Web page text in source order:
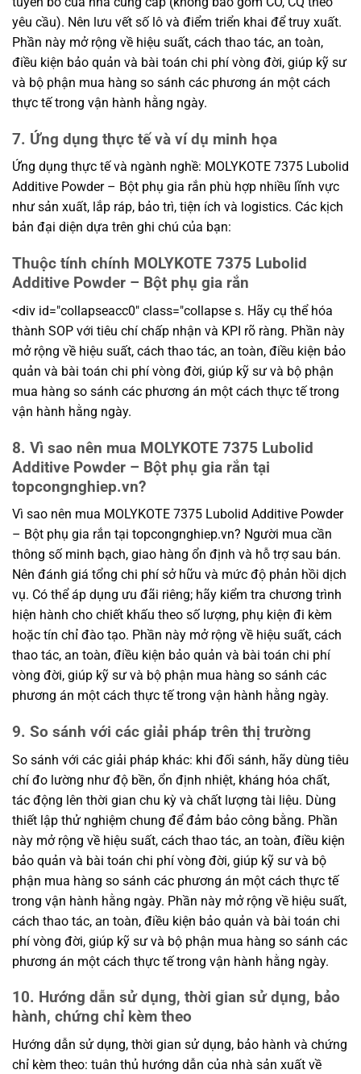
yêu cầu). Nên lưu vết số lô và điểm triển khai để truy xuất.
Phần này mở rộng về hiệu suất, cách thao tác, an toàn,
điều kiện bảo quản và bài toán chi phí vòng đời, giúp kỹ sư
và bộ phận mua hàng so sánh các phương án một cách
thực tế trong vận hành hằng ngày.
7. Ứng dụng thực tế và ví dụ minh họa
Ứng dụng thực tế và ngành nghề: MOLYKOTE 7375 Lubolid
Additive Powder – Bột phụ gia rắn phù hợp nhiều lĩnh vực
như sản xuất, lắp ráp, bảo trì, tiện ích và logistics. Các kịch
bản đại diện dựa trên ghi chú của bạn:
Thuộc tính chính MOLYKOTE 7375 Lubolid
Additive Powder – Bột phụ gia rắn
<div id="collapseacc0" class="collapse s. Hãy cụ thể hóa
thành SOP với tiêu chí chấp nhận và KPI rõ ràng. Phần này
mở rộng về hiệu suất, cách thao tác, an toàn, điều kiện bảo
quản và bài toán chi phí vòng đời, giúp kỹ sư và bộ phận
mua hàng so sánh các phương án một cách thực tế trong
vận hành hằng ngày.
8. Vì sao nên mua MOLYKOTE 7375 Lubolid
Additive Powder – Bột phụ gia rắn tại
topcongnghiep.vn?
Vì sao nên mua MOLYKOTE 7375 Lubolid Additive Powder
– Bột phụ gia rắn tại topcongnghiep.vn? Người mua cần
thông số minh bạch, giao hàng ổn định và hỗ trợ sau bán.
Nên đánh giá tổng chi phí sở hữu và mức độ phản hồi dịch
vụ. Có thể áp dụng ưu đãi riêng; hãy kiểm tra chương trình
hiện hành cho chiết khấu theo số lượng, phụ kiện đi kèm
hoặc tín chỉ đào tạo. Phần này mở rộng về hiệu suất, cách
thao tác, an toàn, điều kiện bảo quản và bài toán chi phí
vòng đời, giúp kỹ sư và bộ phận mua hàng so sánh các
phương án một cách thực tế trong vận hành hằng ngày.
9. So sánh với các giải pháp trên thị trường
So sánh với các giải pháp khác: khi đối sánh, hãy dùng tiêu
chí đo lường như độ bền, ổn định nhiệt, kháng hóa chất,
tác động lên thời gian chu kỳ và chất lượng tài liệu. Dùng
thiết lập thử nghiệm chung để đảm bảo công bằng. Phần
này mở rộng về hiệu suất, cách thao tác, an toàn, điều kiện
bảo quản và bài toán chi phí vòng đời, giúp kỹ sư và bộ
phận mua hàng so sánh các phương án một cách thực tế
trong vận hành hằng ngày. Phần này mở rộng về hiệu suất,
cách thao tác, an toàn, điều kiện bảo quản và bài toán chi
phí vòng đời, giúp kỹ sư và bộ phận mua hàng so sánh các
phương án một cách thực tế trong vận hành hằng ngày.
10. Hướng dẫn sử dụng, thời gian sử dụng, bảo
hành, chứng chỉ kèm theo
Hướng dẫn sử dụng, thời gian sử dụng, bảo hành và chứng
chỉ kèm theo: tuân thủ hướng dẫn của nhà sản xuất về